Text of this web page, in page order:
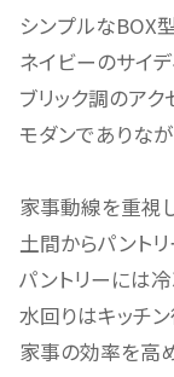
シンプルなBOX
ネイビーのサイ
ブリック調のアク
モダンでありな
家事動線を重視
土間からパント
パントリーには
水回りはキッチン
家事の効率を高